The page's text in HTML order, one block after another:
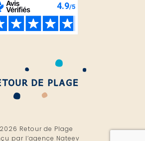
Retour de Plage
par l’agence Nateev